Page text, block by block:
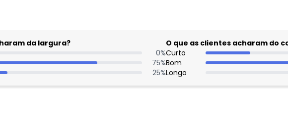
da largura?
0%
75%
25%
O que as clientes acharam do
Curto
Bom
Longo